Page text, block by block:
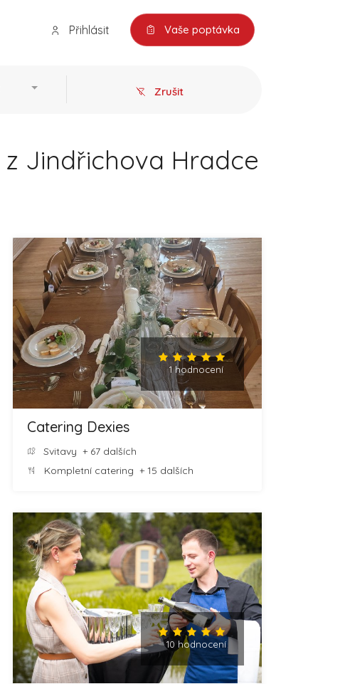
Přihlásit Vaše poptávka
Zrušit
Jindřichova Hradce
1 hodnocení
Catering Dexies
Svitavy + 67 dalších
Kompletní catering + 15 dalších
10 hodnocení